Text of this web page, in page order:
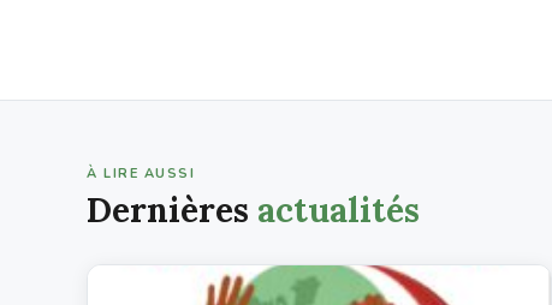
À LIRE AUSSI
Dernières actualités